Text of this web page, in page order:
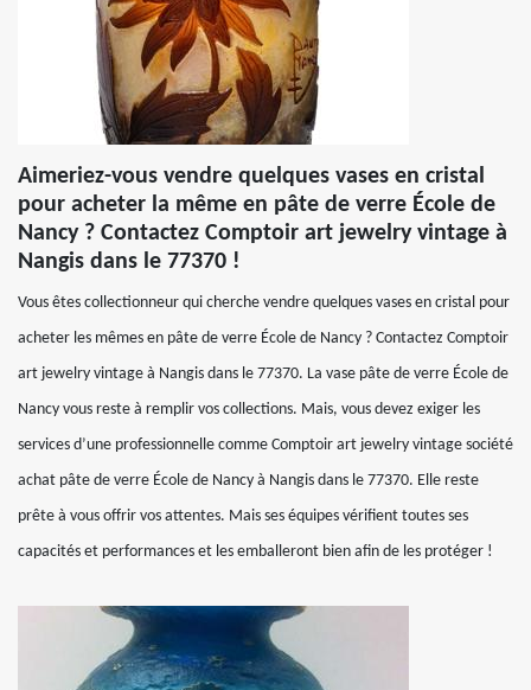
Aimeriez-vous vendre quelques vases en cristal
pour acheter la même en pâte de verre École de
Nancy ? Contactez Comptoir art jewelry vintage à
Nangis dans le 77370 !
Vous êtes collectionneur qui cherche vendre quelques vases en cristal pour
acheter les mêmes en pâte de verre École de Nancy ? Contactez Comptoir
art jewelry vintage à Nangis dans le 77370. La vase pâte de verre École de
Nancy vous reste à remplir vos collections. Mais, vous devez exiger les
services d’une professionnelle comme Comptoir art jewelry vintage société
achat pâte de verre École de Nancy à Nangis dans le 77370. Elle reste
prête à vous offrir vos attentes. Mais ses équipes vérifient toutes ses
capacités et performances et les emballeront bien afin de les protéger !